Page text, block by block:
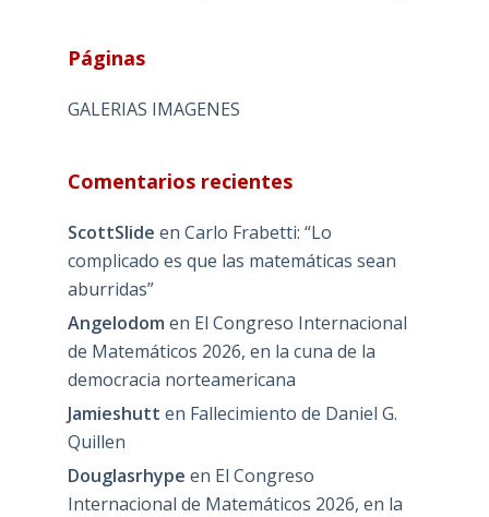
Páginas
GALERIAS IMAGENES
Comentarios recientes
ScottSlide en Carlo Frabetti: “Lo
complicado es que las matemáticas sean
aburridas”
Angelodom en El Congreso Internacional
de Matemáticos 2026, en la cuna de la
democracia norteamericana
Jamieshutt en Fallecimiento de Daniel G.
Quillen
Douglasrhype en El Congreso
Internacional de Matemáticos 2026, en la